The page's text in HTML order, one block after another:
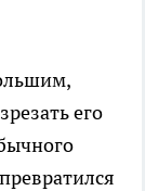
его